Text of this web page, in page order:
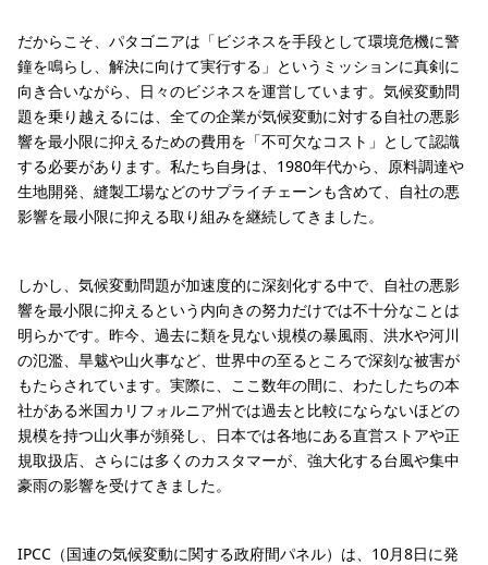
だからこそ、パタゴニアは「ビジネスを手段として環境危機に警
鐘を鳴らし、解決に向けて実行する」というミッションに真剣に
向き合いながら、日々のビジネスを運営しています。気候変動問
題を乗り越えるには、全ての企業が気候変動に対する自社の悪影
響を最小限に抑えるための費用を「不可欠なコスト」として認識
する必要があります。私たち自身は、1980年代から、原料調達や
生地開発、縫製工場などのサプライチェーンも含めて、自社の悪
影響を最小限に抑える取り組みを継続してきました。
しかし、気候変動問題が加速度的に深刻化する中で、自社の悪影
響を最小限に抑えるという内向きの努力だけでは不十分なことは
明らかです。昨今、過去に類を見ない規模の暴風雨、洪水や河川
の氾濫、旱魃や山火事など、世界中の至るところで深刻な被害が
もたらされています。実際に、ここ数年の間に、わたしたちの本
社がある米国カリフォルニア州では過去と比較にならないほどの
規模を持つ山火事が頻発し、日本では各地にある直営ストアや正
規取扱店、さらには多くのカスタマーが、強大化する台風や集中
豪雨の影響を受けてきました。
IPCC（国連の気候変動に関する政府間パネル）は、10月8日に発